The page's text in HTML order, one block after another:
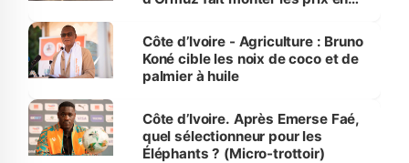
Côte d’Ivoire - Agriculture : Bruno
Koné cible les noix de coco et de
palmier à huile
Côte d’Ivoire. Après Emerse Faé,
quel sélectionneur pour les
Éléphants ? (Micro-trottoir)